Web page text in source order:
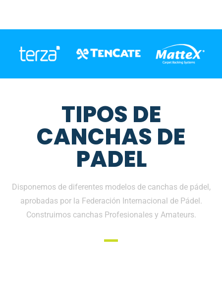
TIPOS DE
CANCHAS DE
PADEL
Disponemos de diferentes modelos de canchas de pádel,
aprobadas por la Federación Internacional de Pádel.
Construimos canchas Profesionales y Amateurs.